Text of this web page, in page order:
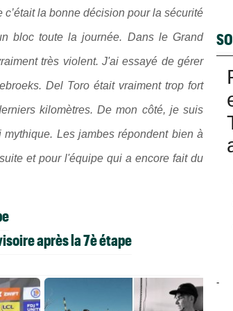
la bonne décision pour la sécurité
bloc toute la journée. Dans le Grand
très violent. J'ai essayé de gérer
Del Toro était vraiment trop fort
kilomètres. De mon côté, je suis
Les jambes répondent bien à
et pour l'équipe qui a encore fait du
après la 7è étape
-